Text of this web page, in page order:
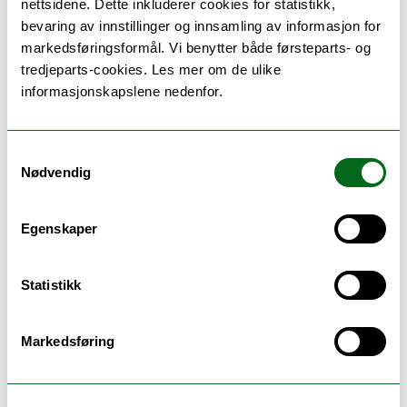
nettsidene. Dette inkluderer cookies for statistikk,
bevaring av innstillinger og innsamling av informasjon for
markedsføringsformål. Vi benytter både førsteparts- og
tredjeparts-cookies. Les mer om de ulike
informasjonskapslene nedenfor.
Nødvendig
Egenskaper
Statistikk
Markedsføring
på søknaden og når studiene starter.
Seks gode grunner til å velge UiT
utvekslingsmuligheter, et inkluderende